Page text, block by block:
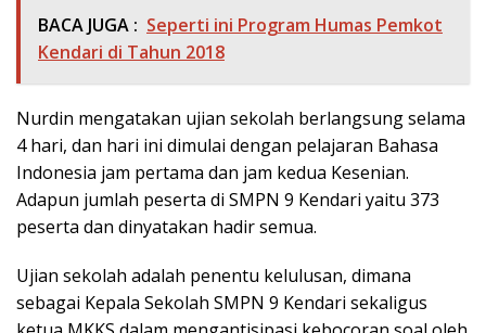
BACA JUGA : Seperti ini Program Humas Pemkot
Kendari di Tahun 2018
Nurdin mengatakan ujian sekolah berlangsung selama
4 hari, dan hari ini dimulai dengan pelajaran Bahasa
Indonesia jam pertama dan jam kedua Kesenian.
Adapun jumlah peserta di SMPN 9 Kendari yaitu 373
peserta dan dinyatakan hadir semua.
Ujian sekolah adalah penentu kelulusan, dimana
sebagai Kepala Sekolah SMPN 9 Kendari sekaligus